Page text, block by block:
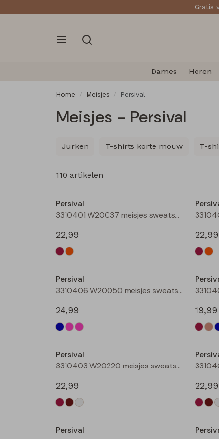
Gratis
Dames Heren
Home Meisjes Persival
Meisjes - Persival
T-shirts korte mouw T-
Jurken
110 artikelen
Persival
3310401 W20037 meisjes sweatshirt Bordeaux
22,99
22,99
Persival
3310406 W20050 meisjes sweatshirt Rose
24,99
19,99
Persival
3310403 W20220 meisjes sweatshirt Wijnrood
22,99
22,99
Persival